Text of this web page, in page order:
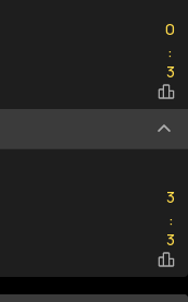
0
:3
3
3
:3
3